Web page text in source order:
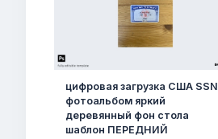
цифровая загрузка США SSN
фотоальбом яркий
деревянный фон стола
шаблон ПЕРЕДНИЙ